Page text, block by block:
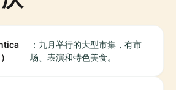
：九月举行的大型市集，有市
场、表演和特色美食。